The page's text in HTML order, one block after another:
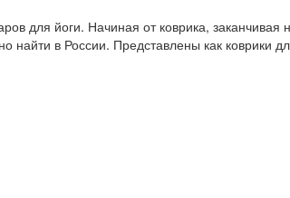
для йоги. Начиная от коврика,
найти в России. Представлены как